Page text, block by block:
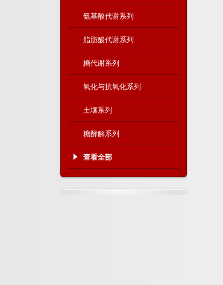
氨基酸代谢系列
脂肪酸代谢系列
糖代谢系列
氧化与抗氧化系列
土壤系列
糖酵解系列
查看全部